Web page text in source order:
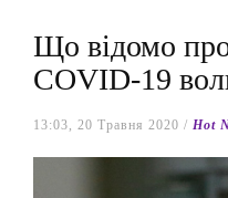
Що відомо
COVID-19
13:03, 20 Травня 2020 / Hot